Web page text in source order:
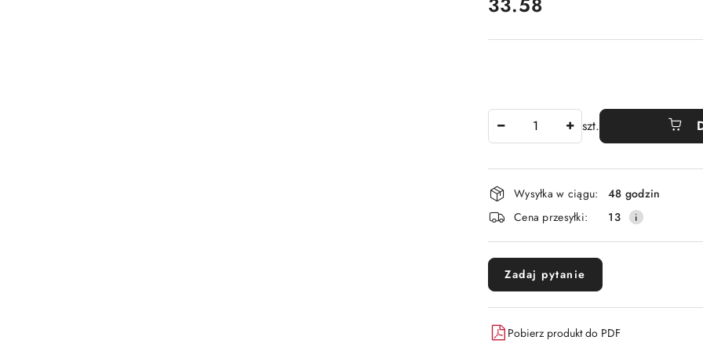
szt.
Dostępność
i
dostawa
Wysyłka w ciągu:
48 godzin
Cena przesyłki:
13
Zadaj pytanie
Pobierz produkt do PDF